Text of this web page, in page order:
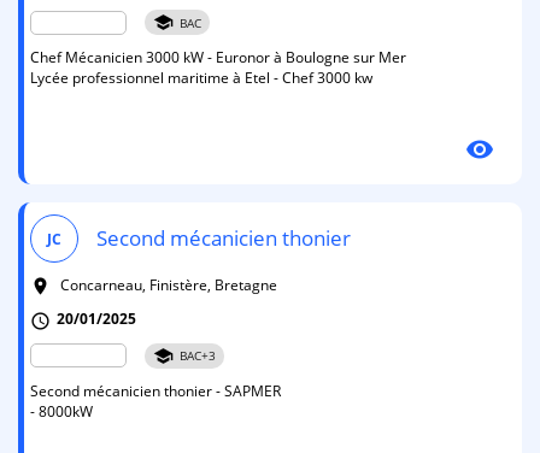
school BAC
Chef Mécanicien 3000 kW - Euronor à Boulogne sur Mer
Lycée professionnel maritime à Etel - Chef 3000 kw
visibility
JC Second mécanicien thonier
room
Concarneau, Finistère, Bretagne
schedule 20/01/2025
school BAC+3
Second mécanicien thonier - SAPMER
- 8000kW